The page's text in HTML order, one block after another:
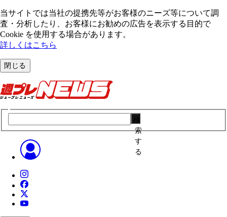
当サイトでは当社の提携先等がお客様のニーズ等について調
査・分析したり、お客様にお勧めの広告を表⽰する⽬的で
Cookie を使⽤する場合があります。
詳しくはこちら
閉じる
索
す
る